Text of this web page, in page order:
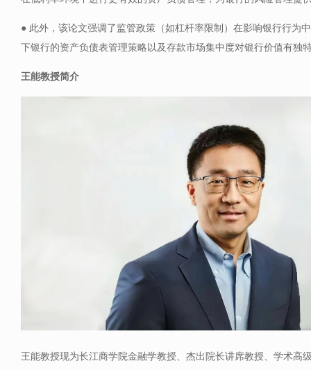
● 此外，该论文强调了监管政策（如杠杆率限制）在影响银行行为
下银行的资产负债表管理策略以及存款市场集中度对银行价值有独
王能教授简介
王能教授现为长江商学院金融学教授、杰出院长讲席教授、学术高